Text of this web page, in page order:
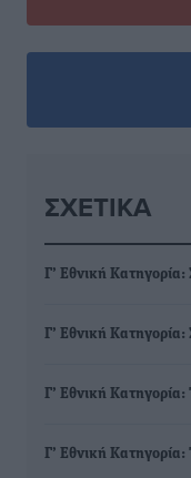
ΣΧΕΤΙΚΆ
Γ’ Εθνική
Γ’ Εθνική
Γ’ Εθνική
Γ’ Εθνική